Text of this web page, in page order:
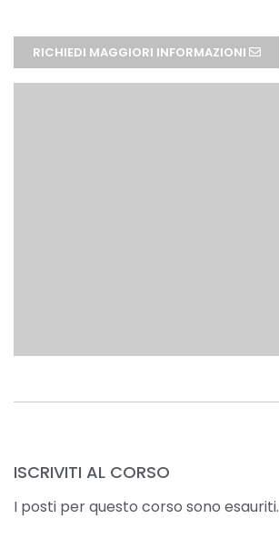
RICHIEDI MAGGIORI INFORMAZIONI
ISCRIVITI AL CORSO
I posti per questo corso sono esauriti.